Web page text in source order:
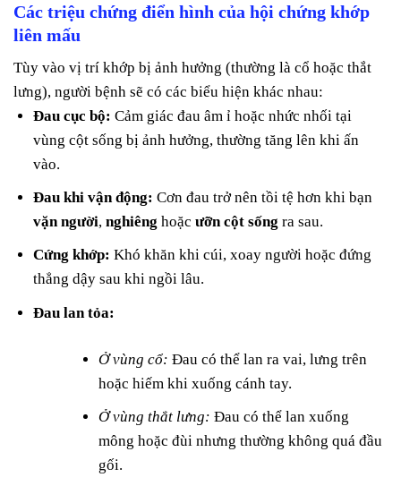
Các triệu chứng điển hình của hội chứng khớp
liên mấu
Tùy vào vị trí khớp bị ảnh hưởng (thường là cổ hoặc thắt
lưng), người bệnh sẽ có các biểu hiện khác nhau:
Đau cục bộ: Cảm giác đau âm ỉ hoặc nhức nhối tại
vùng cột sống bị ảnh hưởng, thường tăng lên khi ấn
vào.
Đau khi vận động: Cơn đau trở nên tồi tệ hơn khi bạn
vặn người,nghiêng hoặcưỡn cột sống ra sau.
Cứng khớp: Khó khăn khi cúi, xoay người hoặc đứng
thẳng dậy sau khi ngồi lâu.
Đau lan tỏa:
Ở vùng cổ: Đau có thể lan ra vai, lưng trên
hoặc hiếm khi xuống cánh tay.
Ở vùng thắt lưng: Đau có thể lan xuống
mông hoặc đùi nhưng thường không quá đầu
gối.